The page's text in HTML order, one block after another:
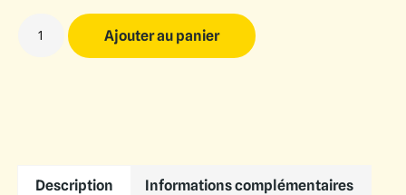
Ajouter au panier
Description Informations complémentaires